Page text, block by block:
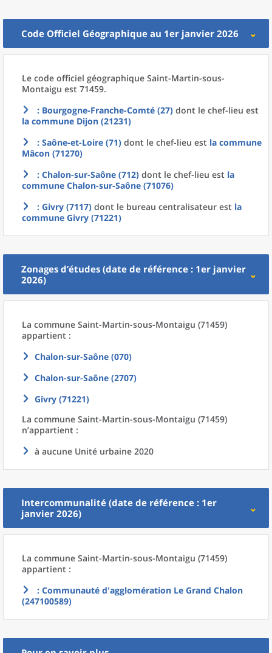
Code Officiel Géographique au 1er janvier 2026
Le code officiel géographique Saint-Martin-sous-
Montaigu est 71459.
: Bourgogne-Franche-Comté (27) dont le chef-lieu est
la commune Dijon (21231)
: Saône-et-Loire (71) dont le chef-lieu est la commune
Mâcon (71270)
: Chalon-sur-Saône (712) dont le chef-lieu est la
commune Chalon-sur-Saône (71076)
: Givry (7117) dont le bureau centralisateur est la
commune Givry (71221)
Zonages d’études (date de référence : 1er janvier
2026)
La commune Saint-Martin-sous-Montaigu (71459)
appartient :
Chalon-sur-Saône (070)
Chalon-sur-Saône (2707)
Givry (71221)
La commune Saint-Martin-sous-Montaigu (71459)
n’appartient :
à aucune Unité urbaine 2020
Intercommunalité (date de référence : 1er
janvier 2026)
La commune Saint-Martin-sous-Montaigu (71459)
appartient :
: Communauté d'agglomération Le Grand Chalon
(247100589)